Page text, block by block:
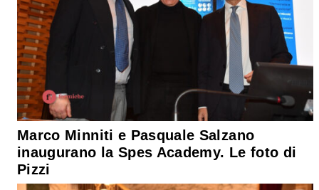
Marco Minniti e Pasquale Salzano
inaugurano la Spes Academy. Le foto di
Pizzi